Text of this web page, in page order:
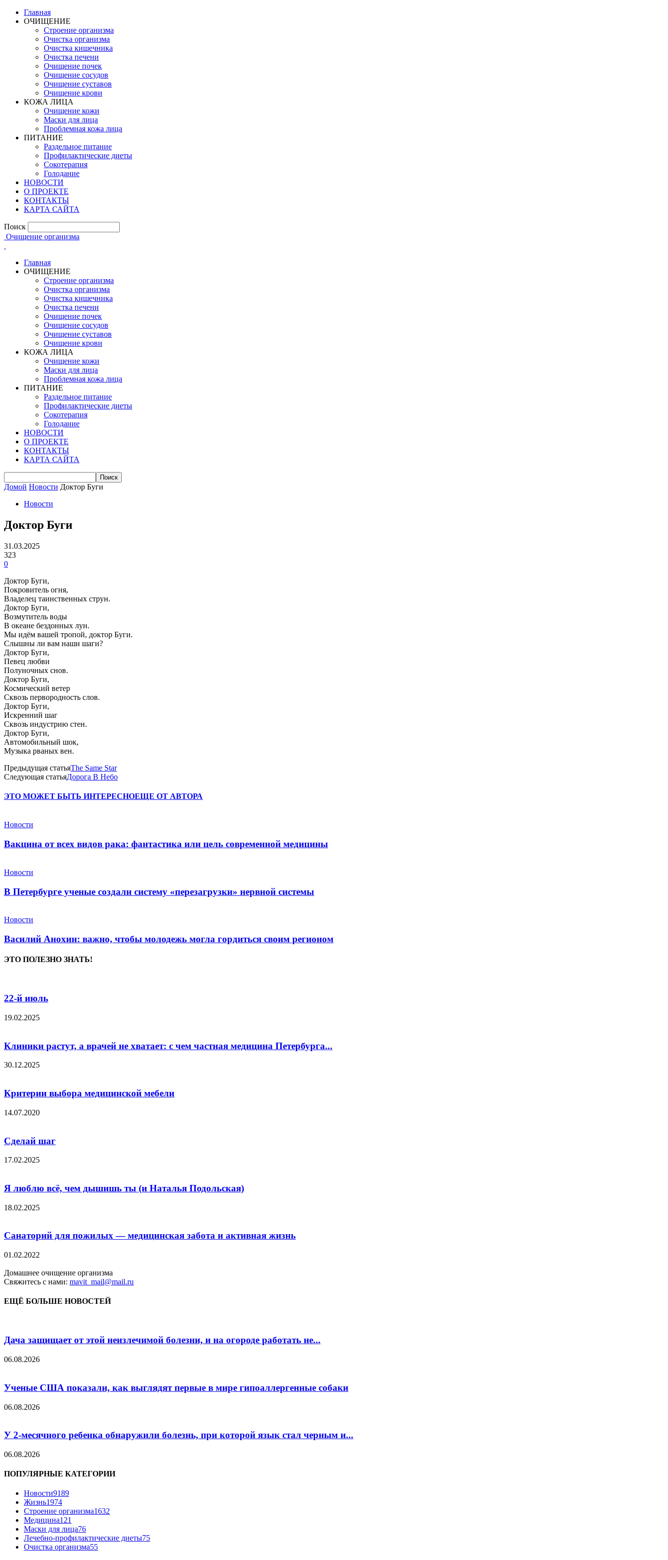
Главная
ОЧИЩЕНИЕ
Строение организма
Очистка организма
Очистка кишечника
Очистка печени
Очищение почек
Очищение сосудов
Очищение суставов
Очищение крови
КОЖА ЛИЦА
Очищение кожи
Маски для лица
Проблемная кожа лица
ПИТАНИЕ
Раздельное питание
Профилактические диеты
Сокотерапия
Голодание
НОВОСТИ
О ПРОЕКТЕ
КОНТАКТЫ
КАРТА САЙТА
Поиск
Очищение организма
Главная
ОЧИЩЕНИЕ
Строение организма
Очистка организма
Очистка кишечника
Очистка печени
Очищение почек
Очищение сосудов
Очищение суставов
Очищение крови
КОЖА ЛИЦА
Очищение кожи
Маски для лица
Проблемная кожа лица
ПИТАНИЕ
Раздельное питание
Профилактические диеты
Сокотерапия
Голодание
НОВОСТИ
О ПРОЕКТЕ
КОНТАКТЫ
КАРТА САЙТА
Домой Новости Доктор Буги
Новости
Доктор Буги
31.03.2025
323
0
Доктор Буги,
Покровитель огня,
Владелец таинственных струн.
Доктор Буги,
Возмутитель воды
В океане бездонных лун.
Мы идём вашей тропой, доктор Буги.
Слышны ли вам наши шаги?
Доктор Буги,
Певец любви
Полуночных снов.
Доктор Буги,
Космический ветер
Сквозь первородность слов.
Доктор Буги,
Искренний шаг
Сквозь индустрию стен.
Доктор Буги,
Автомобильный шок,
Музыка рваных вен.
Предыдущая статьяThe Same Star
Следующая статьяДорога В Небо
ЭТО МОЖЕТ БЫТЬ ИНТЕРЕСНОЕЩЕ ОТ АВТОРА
Новости
Вакцина от всех видов рака: фантастика или цель современной медицины
Новости
В Петербурге ученые создали систему «перезагрузки» нервной системы
Новости
Василий Анохин: важно, чтобы молодежь могла гордиться своим регионом
ЭТО ПОЛЕЗНО ЗНАТЬ!
22-й июль
19.02.2025
Клиники растут, а врачей не хватает: с чем частная медицина Петербурга...
30.12.2025
Критерии выбора медицинской мебели
14.07.2020
Сделай шаг
17.02.2025
Я люблю всё, чем дышишь ты (и Наталья Подольская)
18.02.2025
Санаторий для пожилых — медицинская забота и активная жизнь
01.02.2022
Домашнее очищение организма
Свяжитесь с нами: mavit_mail@mail.ru
ЕЩЁ БОЛЬШЕ НОВОСТЕЙ
Дача защищает от этой неизлечимой болезни, и на огороде работать не...
06.08.2026
Ученые США показали, как выглядят первые в мире гипоаллергенные собаки
06.08.2026
У 2-месячного ребенка обнаружили болезнь, при которой язык стал черным и...
06.08.2026
ПОПУЛЯРНЫЕ КАТЕГОРИИ
Новости9189
Жизнь1974
Строение организма1632
Медицина121
Маски для лица76
Лечебно-профилактические диеты75
Очистка организма55